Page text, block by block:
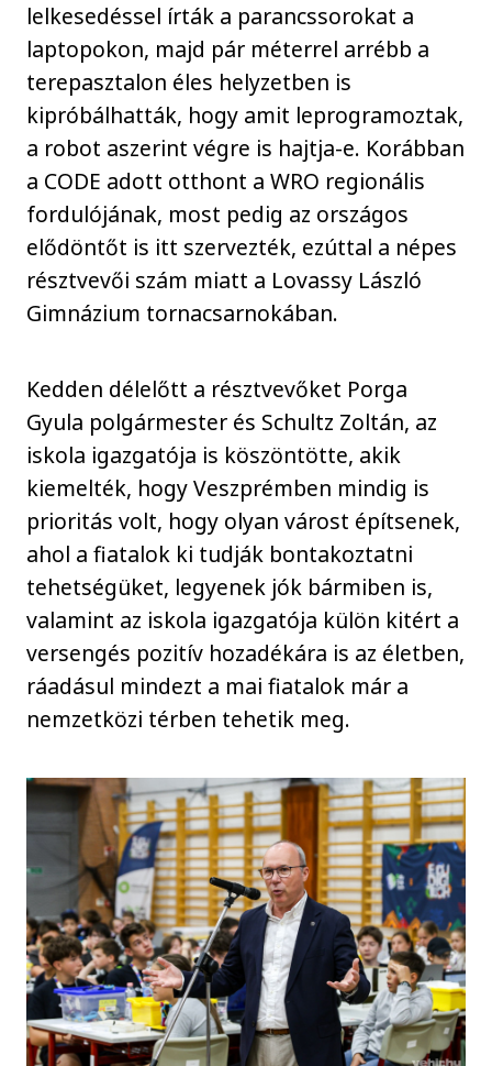
lelkesedéssel írták a parancssorokat a
laptopokon, majd pár méterrel arrébb a
terepasztalon éles helyzetben is
kipróbálhatták, hogy amit leprogramoztak,
a robot aszerint végre is hajtja-e. Korábban
a CODE adott otthont a WRO regionális
fordulójának, most pedig az országos
elődöntőt is itt szervezték, ezúttal a népes
résztvevői szám miatt a Lovassy László
Gimnázium tornacsarnokában.
Kedden délelőtt a résztvevőket Porga
Gyula polgármester és Schultz Zoltán, az
iskola igazgatója is köszöntötte, akik
kiemelték, hogy Veszprémben mindig is
prioritás volt, hogy olyan várost építsenek,
ahol a fiatalok ki tudják bontakoztatni
tehetségüket, legyenek jók bármiben is,
valamint az iskola igazgatója külön kitért a
versengés pozitív hozadékára is az életben,
ráadásul mindezt a mai fiatalok már a
nemzetközi térben tehetik meg.